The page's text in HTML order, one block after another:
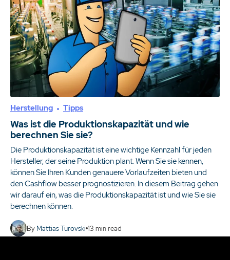
Herstellung Tipps
Was ist die Produktionskapazität und wie
berechnen Sie sie?
Die Produktionskapazität ist eine wichtige Kennzahl für jeden
Hersteller, der seine Produktion plant. Wenn Sie sie kennen,
können Sie Ihren Kunden genauere Vorlaufzeiten bieten und
den Cashflow besser prognostizieren. In diesem Beitrag gehen
wir darauf ein, was die Produktionskapazität ist und wie Sie sie
berechnen können.
By Mattias Turovski 13 min read